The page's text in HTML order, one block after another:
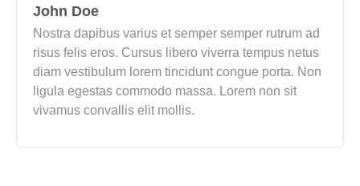
John Doe
Nostra dapibus varius et semper semper rutrum ad
risus felis eros. Cursus libero viverra tempus netus
diam vestibulum lorem tincidunt congue porta. Non
ligula egestas commodo massa. Lorem non sit
vivamus convallis elit mollis.